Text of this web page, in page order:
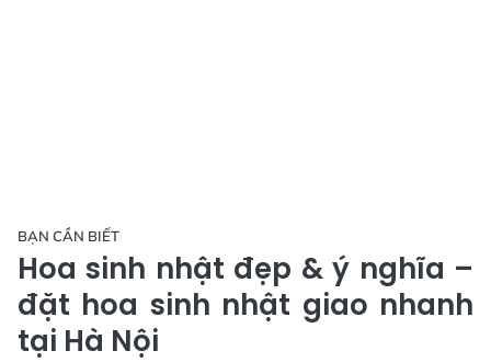
BẠN CẦN BIẾT
Hoa sinh nhật đẹp & ý nghĩa –
đặt hoa sinh nhật giao nhanh
tại Hà Nội